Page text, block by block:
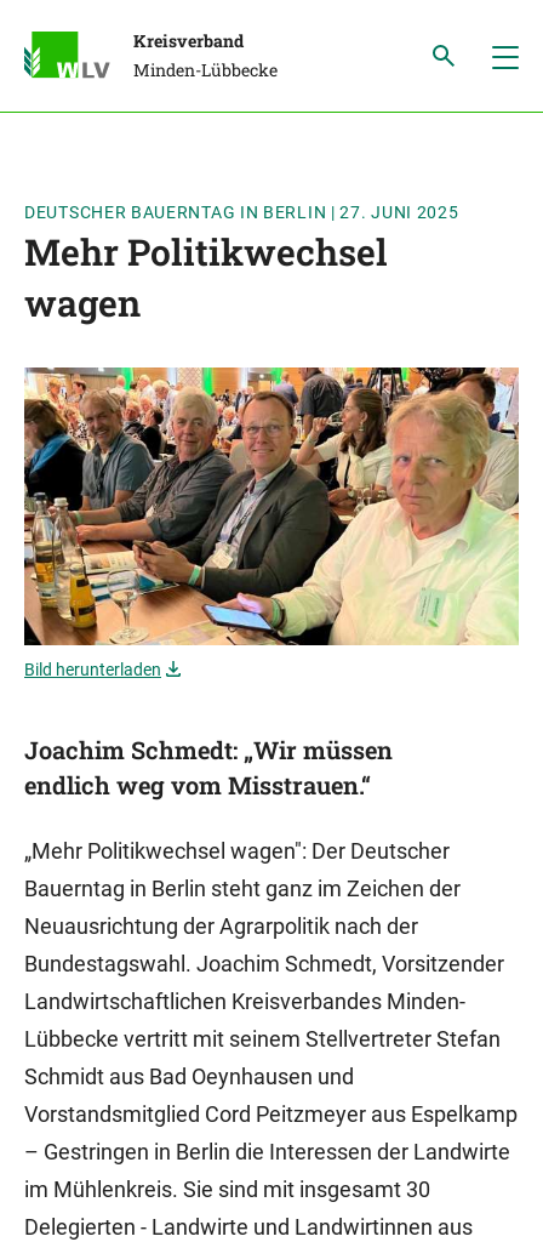
Kreisverband
Minden-Lübbecke
DEUTSCHER BAUERNTAG IN BERLIN |27. JUNI 2025
Mehr Politikwechsel
wagen
Bild herunterladen
Joachim Schmedt: „Wir müssen
endlich weg vom Misstrauen.“
„Mehr Politikwechsel wagen": Der Deutscher
Bauerntag in Berlin steht ganz im Zeichen der
Neuausrichtung der Agrarpolitik nach der
Bundestagswahl. Joachim Schmedt, Vorsitzender
Landwirtschaftlichen Kreisverbandes Minden-
Lübbecke vertritt mit seinem Stellvertreter Stefan
Schmidt aus Bad Oeynhausen und
Vorstandsmitglied Cord Peitzmeyer aus Espelkamp
– Gestringen in Berlin die Interessen der Landwirte
im Mühlenkreis. Sie sind mit insgesamt 30
Delegierten - Landwirte und Landwirtinnen aus